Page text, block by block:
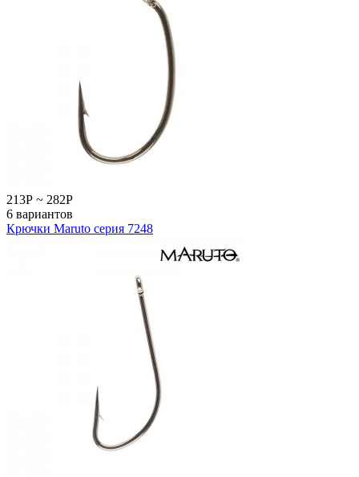
213Р ~ 282Р
6 вариантов
Крючки Maruto серия 7248